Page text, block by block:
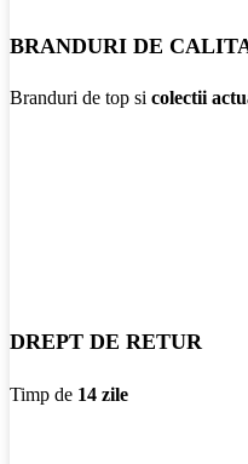
BRANDURI DE
Branduri de top si colectii
DREPT DE RETUR
Timp de 14 zile